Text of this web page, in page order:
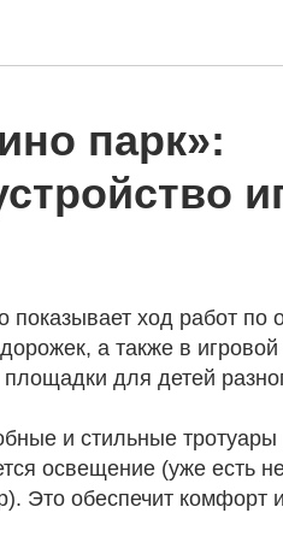
парк»:
показывает ход работ по
а также в игровой
для детей
и стильные
освещение (уже есть
Это обеспечит комфорт